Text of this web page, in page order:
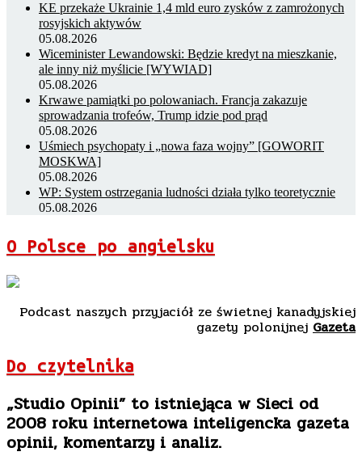
KE przekaże Ukrainie 1,4 mld euro zysków z zamrożonych
rosyjskich aktywów
05.08.2026
Wiceminister Lewandowski: Będzie kredyt na mieszkanie,
ale inny niż myślicie [WYWIAD]
05.08.2026
Krwawe pamiątki po polowaniach. Francja zakazuje
sprowadzania trofeów, Trump idzie pod prąd
05.08.2026
Uśmiech psychopaty i „nowa faza wojny” [GOWORIT
MOSKWA]
05.08.2026
WP: System ostrzegania ludności działa tylko teoretycznie
05.08.2026
O Polsce po angielsku
Podcast naszych przyjaciół ze świetnej kanadyjskiej
gazety polonijnej Gazeta
Do czytelnika
„Studio Opinii” to istniejąca w Sieci od
2008 roku internetowa inteligencka gazeta
opinii, komentarzy i analiz.